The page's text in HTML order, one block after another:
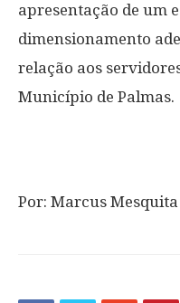
apresentação de um
dimensionamento
relação aos
Município de Palmas.
Por: Marcus